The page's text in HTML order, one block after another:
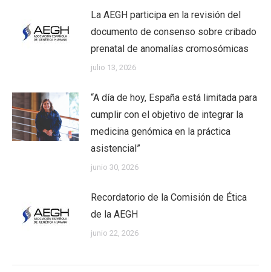
La AEGH participa en la revisión del
documento de consenso sobre cribado
prenatal de anomalías cromosómicas
julio 13, 2026
“A día de hoy, España está limitada para
cumplir con el objetivo de integrar la
medicina genómica en la práctica
asistencial”
junio 30, 2026
Recordatorio de la Comisión de Ética
de la AEGH
junio 22, 2026